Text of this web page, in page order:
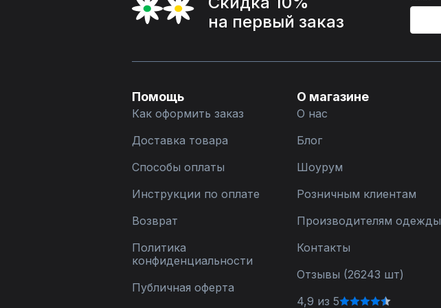
на первый заказ
Помощь
Как оформить заказ
Доставка товара
Способы оплаты
Инструкции по оплате
Возврат
Политика
конфиденциальности
Публичная оферта
О магазине
О нас
Блог
Шоурум
Розничным клиентам
Производителям одежды
Контакты
Отзывы (26243 шт)
4,9 из 5